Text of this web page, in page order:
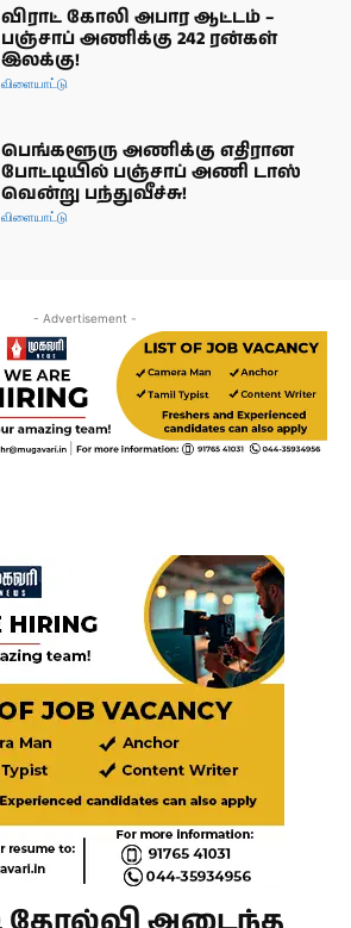
விராட் கோலி அபார ஆட்டம் –
பஞ்சாப் அணிக்கு 242 ரன்கள்
இலக்கு!
விளையாட்டு
பெங்களூரு அணிக்கு எதிரான
போட்டியில் பஞ்சாப் அணி டாஸ்
வென்று பந்துவீச்சு!
விளையாட்டு
- Advertisement -